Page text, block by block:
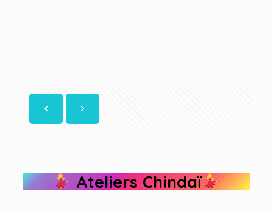
Ateliers Chindaï